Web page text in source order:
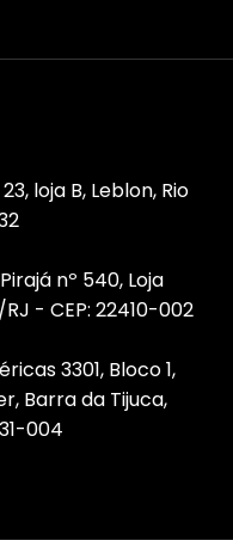
loja B, Leblon, Rio
nº 540, Loja
- CEP: 22410-002
3301, Bloco 1,
Barra da Tijuca,
004